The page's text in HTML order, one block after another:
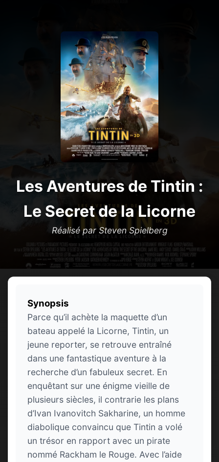
Les Aventures de Tintin :
Le Secret de la Licorne
Réalisé par Steven Spielberg
Synopsis
Parce qu’il achète la maquette d’un
bateau appelé la Licorne, Tintin, un
jeune reporter, se retrouve entraîné
dans une fantastique aventure à la
recherche d’un fabuleux secret. En
enquêtant sur une énigme vieille de
plusieurs siècles, il contrarie les plans
d’Ivan Ivanovitch Sakharine, un homme
diabolique convaincu que Tintin a volé
un trésor en rapport avec un pirate
nommé Rackham le Rouge. Avec l’aide